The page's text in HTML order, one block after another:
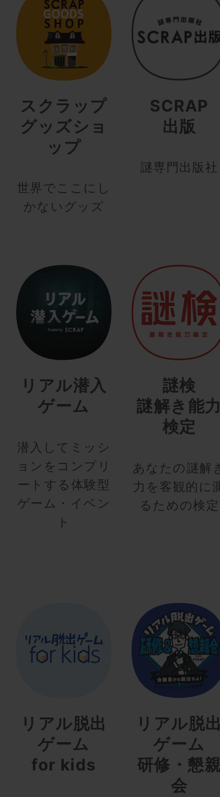
スクラップ
グッズショ
ップ
世界でここにし
かないグッズ
SCRAP
出版
謎専門出版社
リアル潜入
ゲーム
潜入してミッシ
ョンをコンプリ
ートする体験型
ゲーム・イベン
ト
謎検
謎解き能
検定
あなたの謎解
力を客観的に
るための検定
リアル脱出
ゲーム
for kids
リアル脱
ゲーム
研修・懇
会